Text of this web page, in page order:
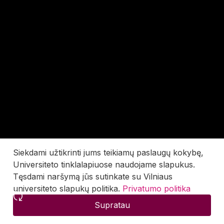
Siekdami užtikrinti jums teikiamų paslaugų kokybę,
Universiteto tinklalapiuose naudojame slapukus.
Tęsdami naršymą jūs sutinkate su Vilniaus
universiteto slapukų politika. Privatumo politika
Supratau